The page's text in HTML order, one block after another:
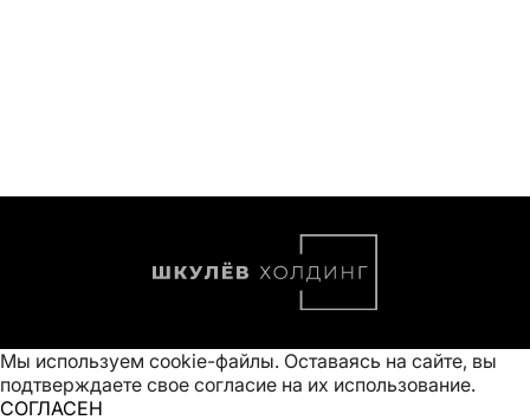
Мы используем cookie-файлы. Оставаясь на сайте, вы
подтверждаете свое согласие на их использование.
СОГЛАСЕН